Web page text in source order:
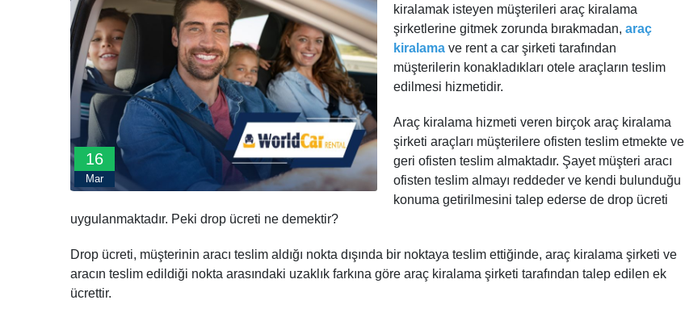
16
Mar
kiralamak isteyen müşterileri araç kiralama
şirketlerine gitmek zorunda bırakmadan, araç
kiralama ve rent a car şirketi tarafından
müşterilerin konakladıkları otele araçların teslim
edilmesi hizmetidir.
Araç kiralama hizmeti veren birçok araç kiralama
şirketi araçları müşterilere ofisten teslim etmekte ve
geri ofisten teslim almaktadır. Şayet müşteri aracı
ofisten teslim almayı reddeder ve kendi bulunduğu
konuma getirilmesini talep ederse de drop ücreti
uygulanmaktadır. Peki drop ücreti ne demektir?
Drop ücreti, müşterinin aracı teslim aldığı nokta dışında bir noktaya teslim ettiğinde, araç kiralama şirketi ve
aracın teslim edildiği nokta arasındaki uzaklık farkına göre araç kiralama şirketi tarafından talep edilen ek
ücrettir.